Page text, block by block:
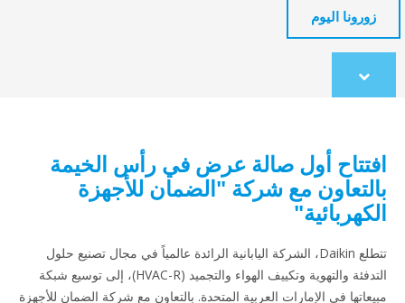
اليوم
Scroll
to
أول صالة عرض في رأس الخيمة
مع شركة "الضمان للأجهزة
تتطلع Daikin، الشركة اليابانية الرائدة عالمياً في مجال تصنيع حلول
التدفئة والتهوية وتكييف الهواء والتجميد (HVAC-R)، إلى توسيع شبكة
في الإمارات العربية المتحدة. بالتعاون مع شركة الضمان للأجهزة